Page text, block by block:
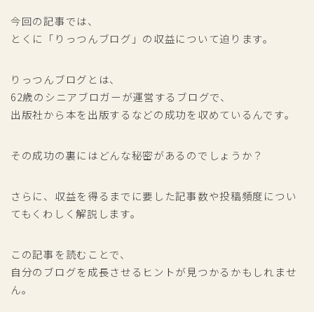
今回の記事では、
とくに「りっつんブログ」の収益について迫ります。
りっつんブログとは、
62歳のシニアブロガーが運営するブログで、
出版社から本を出版するなどの成功を収めているんです。
その成功の裏にはどんな秘密があるのでしょうか？
さらに、収益を得るまでに要した記事数や投稿頻度につい
てもくわしく解説します。
この記事を読むことで、
自分のブログを成長させるヒントが見つかるかもしれませ
ん。